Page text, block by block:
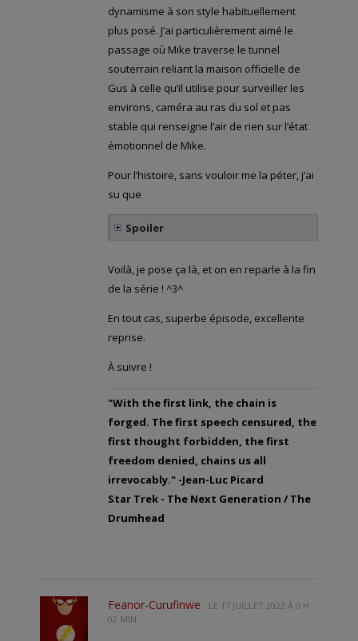
dynamisme à son style habituellement
plus posé. J’ai particulièrement aimé le
passage où Mike traverse le tunnel
souterrain reliant la maison officielle de
Gus à celle qu’il utilise pour surveiller les
environs, caméra au ras du sol et pas
stable qui renseigne l’air de rien sur l’état
émotionnel de Mike.
Pour l’histoire, sans vouloir me la péter, j’ai
su que
Spoiler
Voilà, je pose ça là, et on en reparle à la fin
de la série ! ^3^
En tout cas, superbe épisode, excellente
reprise.
À suivre !
"With the first link, the chain is
forged. The first speech censured, the
first thought forbidden, the first
freedom denied, chains us all
irrevocably." -Jean-Luc Picard
Star Trek - The Next Generation / The
Drumhead
Feanor-Curufinwe LE 17 JUILLET 2022 À 0 H
02 MIN